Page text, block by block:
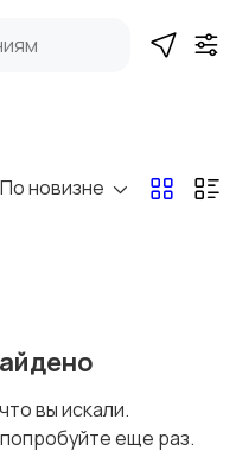
По новизне
вы искали.
еще раз.